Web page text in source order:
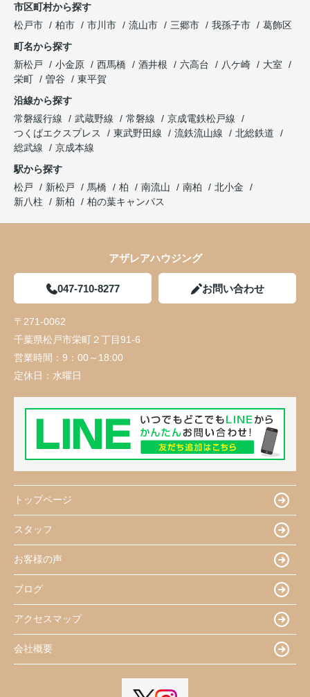
市区町村から探す
松戸市
柏市 市川市 流山市 三郷市 我孫子市
葛飾区
町名から探す
新松戸
小金原 西馬橋 酒井根 六高台 八ケ崎
大室
栄町
曽谷
東平賀
沿線から探す
常磐緩行線
武蔵野線 常磐線
京成電鉄松戸線
つくばエクスプレス
東武野田線 流鉄流山線
北総鉄道
総武線
京成本線
駅から探す
松戸
新松戸 馬橋 柏 南流山 南柏
北小金
新八柱
新柏 柏の葉キャンパス
アザレアハウジング
047-710-8277 お問い合わせ
〒271-0062
千葉県松戸市栄町２丁目91-6
営業時間： 9：00～18:00
定休日： 水曜日
トップページ
スタッフ
お客様の声
ブログ
アクセスマップ
会社概要